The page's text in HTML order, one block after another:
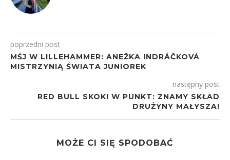
poprzedni post
MŚJ W LILLEHAMMER: ANEŽKA INDRÁČKOVÁ
MISTRZYNIĄ ŚWIATA JUNIOREK
następny post
RED BULL SKOKI W PUNKT: ZNAMY SKŁAD
DRUŻYNY MAŁYSZA!
MOŻE CI SIĘ SPODOBAĆ